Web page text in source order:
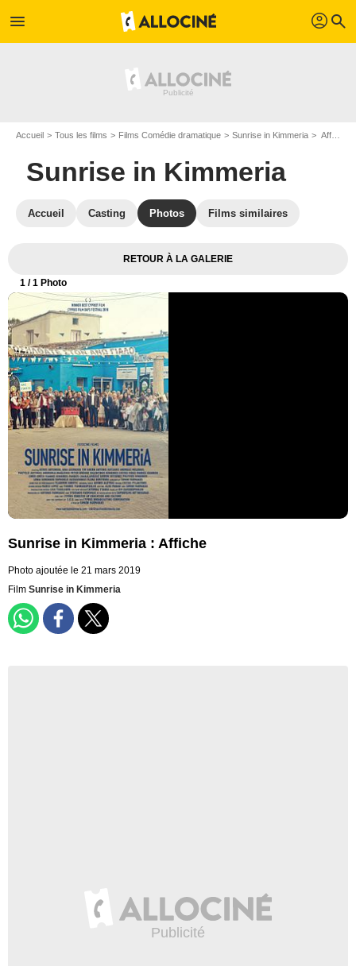
menu profil search
Accueil Tous les films Films Comédie dramatique Sunrise in Kimmeria Affiche du film Sunrise in Kimmeria - Photo 1
Sunrise in Kimmeria
Accueil Casting Photos Films similaires
RETOUR À LA GALERIE
1 / 1 Photo
Sunrise in Kimmeria : Affiche
Photo ajoutée le 21 mars 2019
Film Sunrise in Kimmeria